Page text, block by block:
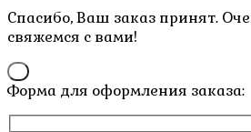
Спасибо, Ваш заказ принят.
свяжемся с вами!
Форма для оформления заказа: